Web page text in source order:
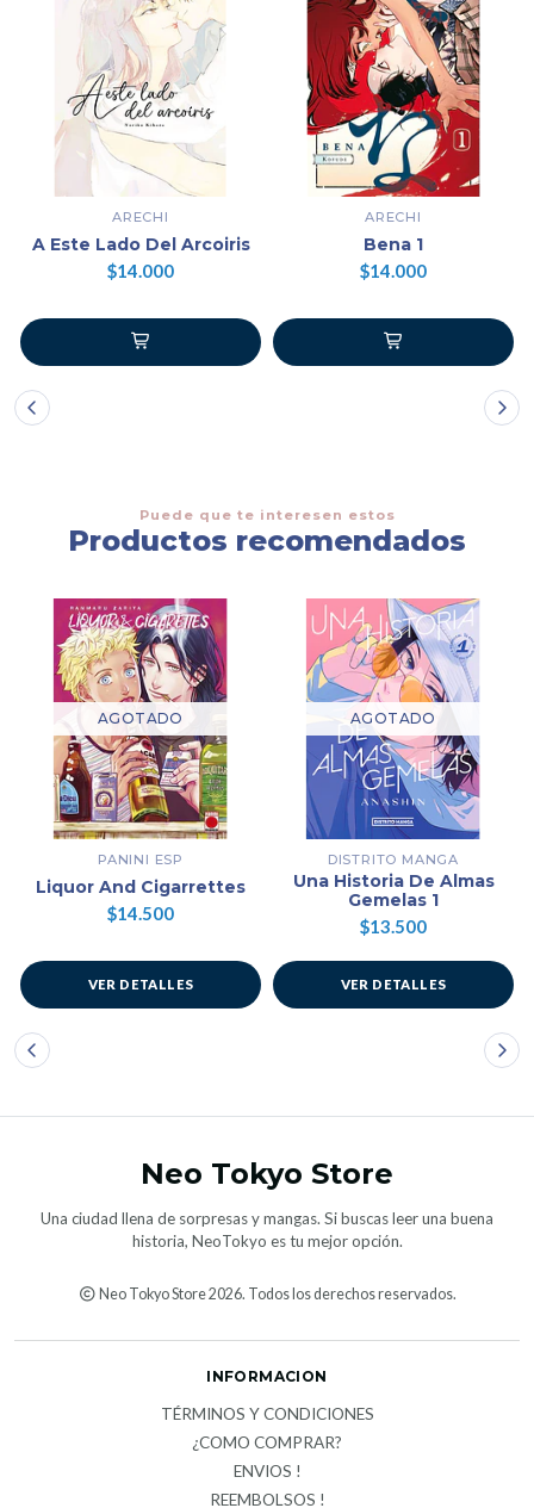
ARECHI
A Este Lado Del Arcoiris
$14.000
ARECHI
Bena 1
$14.000
Puede que te interesen estos
Productos recomendados
AGOTADO
PANINI ESP
Liquor And Cigarrettes
$14.500
VER DETALLES
AGOTADO
DISTRITO MANGA
Una Historia De Almas
Gemelas 1
$13.500
VER DETALLES
Neo Tokyo Store
Una ciudad llena de sorpresas y mangas. Si buscas leer una buena
historia, NeoTokyo es tu mejor opción.
Neo Tokyo Store 2026. Todos los derechos reservados.
INFORMACION
TÉRMINOS Y CONDICIONES
¿COMO COMPRAR?
ENVIOS !
REEMBOLSOS !